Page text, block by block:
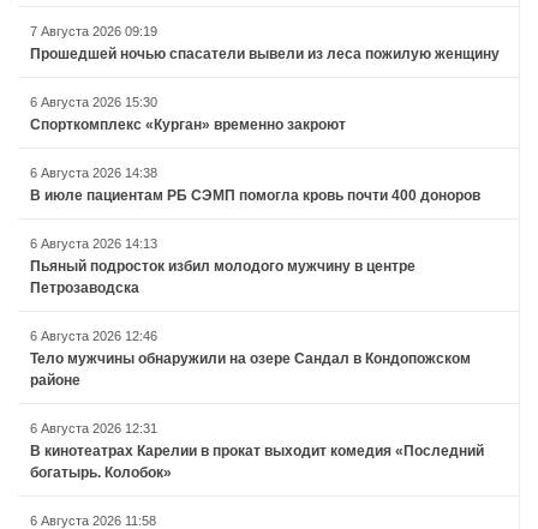
7 Августа 2026 09:19
Прошедшей ночью спасатели вывели из леса пожилую женщину
6 Августа 2026 15:30
Спорткомплекс «Курган» временно закроют
6 Августа 2026 14:38
В июле пациентам РБ СЭМП помогла кровь почти 400 доноров
6 Августа 2026 14:13
Пьяный подросток избил молодого мужчину в центре
Петрозаводска
6 Августа 2026 12:46
Тело мужчины обнаружили на озере Сандал в Кондопожском
районе
6 Августа 2026 12:31
В кинотеатрах Карелии в прокат выходит комедия «Последний
богатырь. Колобок»
6 Августа 2026 11:58